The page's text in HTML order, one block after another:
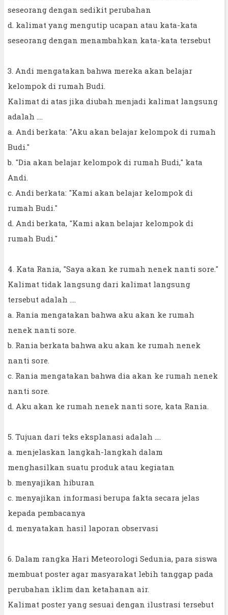
seseorang dengan sedikit perubahan
d. kalimat yang mengutip ucapan atau kata-kata
seseorang dengan menambahkan kata-kata tersebut
3. Andi mengatakan bahwa mereka akan belajar
kelompok di rumah Budi.
Kalimat di atas jika diubah menjadi kalimat langsung
adalah ....
a. Andi berkata: "Aku akan belajar kelompok di rumah
Budi."
b. "Dia akan belajar kelompok di rumah Budi," kata
Andi.
c. Andi berkata: "Kami akan belajar kelompok di
rumah Budi."
d. Andi berkata, "Kami akan belajar kelompok di
rumah Budi."
4. Kata Rania, "Saya akan ke rumah nenek nanti sore."
Kalimat tidak langsung dari kalimat langsung
tersebut adalah ....
a. Rania mengatakan bahwa aku akan ke rumah
nenek nanti sore.
b. Rania berkata bahwa aku akan ke rumah nenek
nanti sore.
c. Rania mengatakan bahwa dia akan ke rumah nenek
nanti sore.
d. Aku akan ke rumah nenek nanti sore, kata Rania.
5. Tujuan dari teks eksplanasi adalah ....
a. menjelaskan langkah-langkah dalam
menghasilkan suatu produk atau kegiatan
b. menyajikan hiburan
c. menyajikan informasi berupa fakta secara jelas
kepada pembacanya
d. menyatakan hasil laporan observasi
6. Dalam rangka Hari Meteorologi Sedunia, para siswa
membuat poster agar masyarakat lebih tanggap pada
perubahan iklim dan ketahanan air.
Kalimat poster yang sesuai dengan ilustrasi tersebut